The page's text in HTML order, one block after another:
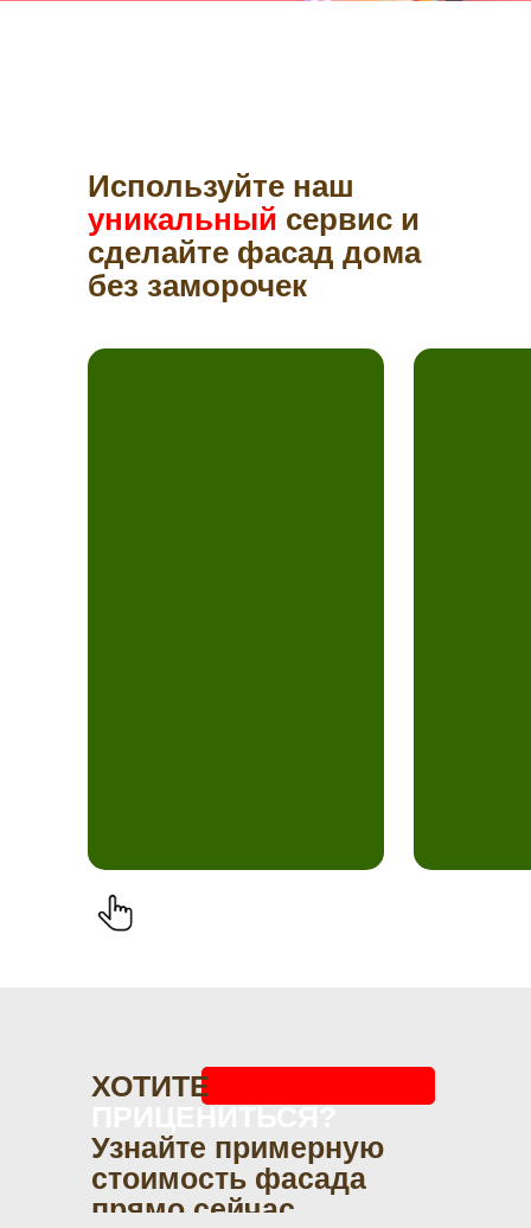
Используйте наш
уникальный сервис и
сделайте фасад дома
без заморочек
ХОТИТЕ
Узнайте примерную
стоимость фасада
прямо сейчас